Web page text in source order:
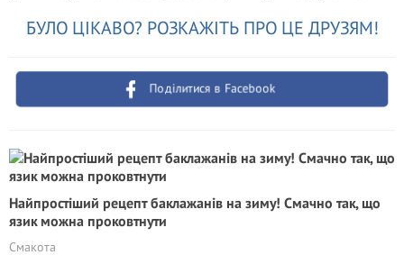
БУЛО ЦІКАВО? РОЗКАЖІТЬ ПРО ЦЕ ДРУЗЯМ!
Поділитися в Facebook
Найпростіший рецепт баклажанів на зиму! Смачно так, що
язик можна проковтнути
Смакота